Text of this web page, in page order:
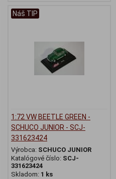
Náš TIP
1:72 VW BEETLE GREEN -
SCHUCO JUNIOR - SCJ-
331623424
Výrobca: SCHUCO JUNIOR
Katalógové číslo: SCJ-
331623424
Skladom: 1 ks